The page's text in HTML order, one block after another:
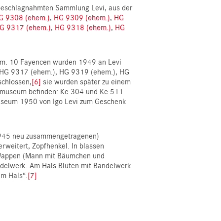
Sammlung Levi, aus der
9308 (ehem.), HG 9309 (ehem.), HG
9317 (ehem.), HG 9318 (ehem.), HG
10 Fayencen wurden 1949 an Levi
9317 (ehem.), HG 9319 (ehem.), HG
[6] sie wurden später zu einem
befinden: Ke 304 und Ke 511
1950 von Igo Levi zum Geschenk
neu zusammengetragenen)
Zopfhenkel. In blassen
(Mann mit Bäumchen und
Am Hals Blüten mit Bandelwerk-
Hals“.[7]